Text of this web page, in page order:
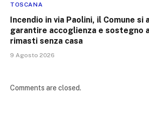
TOSCANA
Incendio in via Paolini, il Comune si
garantire accoglienza e sostegno
rimasti senza casa
9 Agosto 2026
Comments are closed.